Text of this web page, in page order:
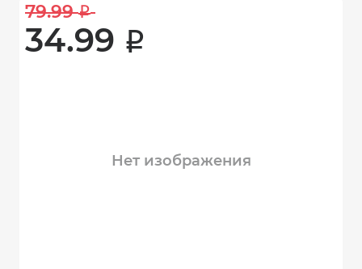
79.99 i
34.99 i
Нет изображения